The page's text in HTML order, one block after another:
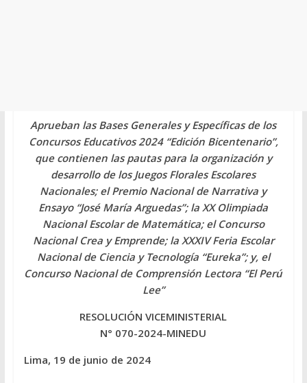
Aprueban las Bases Generales y Específicas de los
Concursos Educativos 2024 “Edición Bicentenario”,
que contienen las pautas para la organización y
desarrollo de los Juegos Florales Escolares
Nacionales; el Premio Nacional de Narrativa y
Ensayo “José María Arguedas”; la XX Olimpiada
Nacional Escolar de Matemática; el Concurso
Nacional Crea y Emprende; la XXXIV Feria Escolar
Nacional de Ciencia y Tecnología “Eureka”; y, el
Concurso Nacional de Comprensión Lectora “El Perú
Lee”
RESOLUCIÓN VICEMINISTERIAL
N° 070-2024-MINEDU
Lima, 19 de junio de 2024